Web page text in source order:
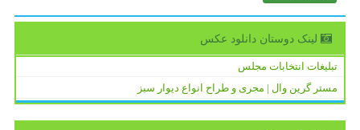
لینک دوستان دانلود عكس
تبلیغات انتخابات مجلس
مستر گرین وال | مجری و طراح انواع دیوار سبز